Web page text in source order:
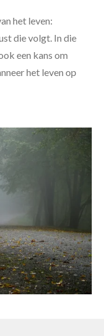
het leven:
die volgt. In die
een kans om
het leven op